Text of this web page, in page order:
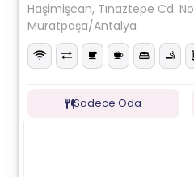
Haşimişcan, Tınaztepe Cd.
Muratpaşa/Antalya
Sadece Oda